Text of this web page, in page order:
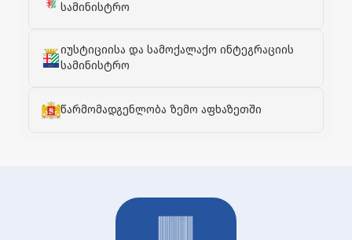
სამინისტრო
იუსტიციისა და სამოქალაქო ინტეგრაციის
სამინისტრო
წარმომადგენლობა ზემო აფხაზეთში